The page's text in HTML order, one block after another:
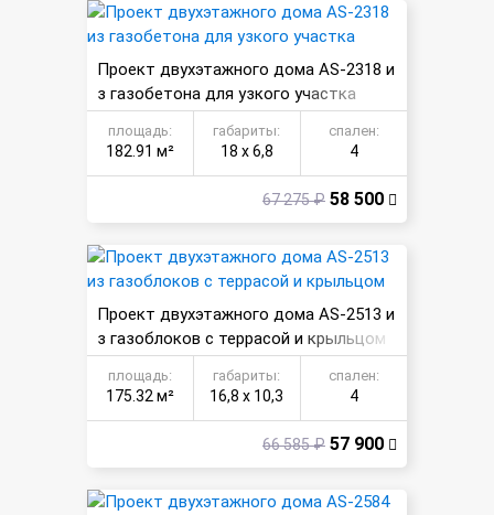
Проект двухэтажного дома AS-2318 и
з газобетона для узкого участка
площадь:
182.91 м²
габариты:
18 х 6,8
спален:
4
67 275 ₽ 58 500
Проект двухэтажного дома AS-2513 и
з газоблоков с террасой и крыльцом
площадь:
175.32 м²
габариты:
16,8 х 10,3
спален:
4
66 585 ₽ 57 900